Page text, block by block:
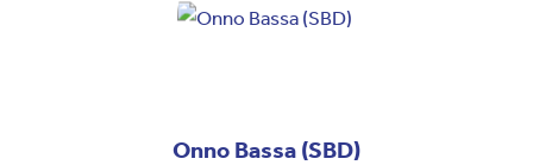
Onno Bassa (SBD)